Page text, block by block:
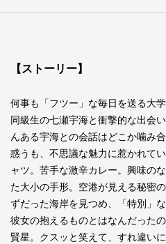
【ストーリー】
何事も「フツー」な毎日を送る大
同級生の七瀬宇海と衝撃的な出会
んある宇海との会話はどこか噛み
惑うも、不思議な魅力に惹かれて
ャツ。苦手な激辛カレー。興味の
た大小の手形。空港が見える秘密
ずだった海岸を見つめ、「特別」
彼女の抱えるものとはなんだった
賢星。クスッと笑えて、すれ違い